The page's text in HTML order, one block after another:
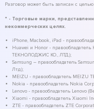
Разговор может быть записан с
* - Торговые марки,
некоммерческих целях.
iPhone, Macbook, iPad -
Huawei и Honor - правообладатель
ТЕКНОЛОДЖИС КО., ЛТД.);
Samsung – правообладатель
Лтд.);
MEIZU - правообладатель MEIZU
Nokia - правообладатель Nokia
Lenovo - правообладатель Lenovo
Xiaomi - правообладатель Xiaomi
ZTE - правообладатель ZTE